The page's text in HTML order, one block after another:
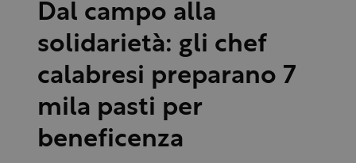
Dal campo alla
solidarietà: gli chef
calabresi preparano 7
mila pasti per
beneficenza